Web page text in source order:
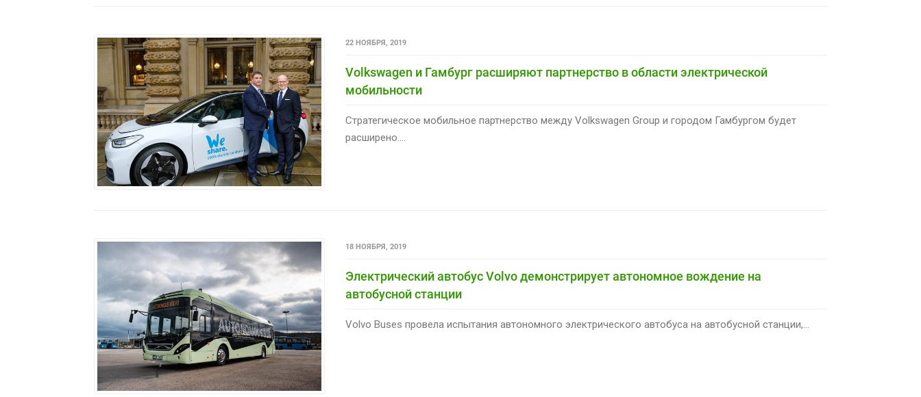
22 НОЯБРЯ, 2019
Volkswagen и Гамбург расширяют партнерство в области электрической
мобильности
Стратегическое мобильное партнерство между Volkswagen Group и городом Гамбургом будет
расширено....
18 НОЯБРЯ, 2019
Электрический автобус Volvo демонстрирует автономное вождение на
автобусной станции
Volvo Buses провела испытания автономного электрического автобуса на автобусной станции,...